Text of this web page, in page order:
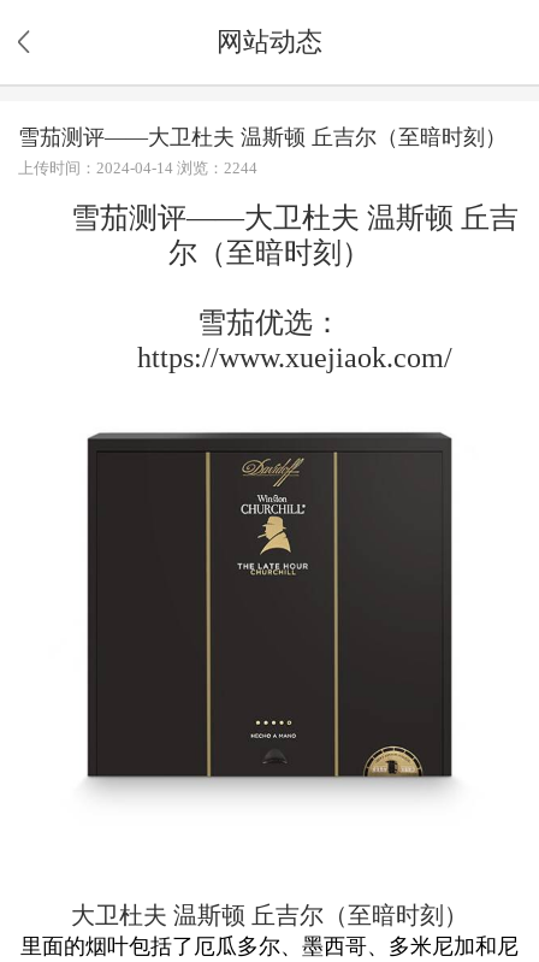
网站动态
雪茄测评——大卫杜夫 温斯顿 丘吉尔（至暗时刻）
上传时间：2024-04-14 浏览：2244
雪茄测评——大卫杜夫 温斯顿 丘吉
尔（至暗时刻）
雪茄优选：
https://www.xuejiaok.com/
大卫杜夫 温斯顿 丘吉尔（至暗时刻）
里面的烟叶包括了厄瓜多尔、墨西哥、多米尼加和尼